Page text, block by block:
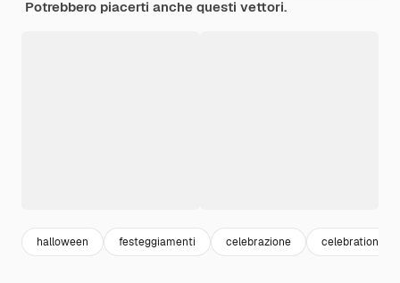
Potrebbero piacerti anche questi vettori.
halloween festeggiamenti celebrazione celebration